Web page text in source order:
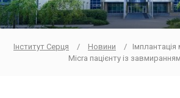
Інститут Серця / Новини /
Micra пацієнту із